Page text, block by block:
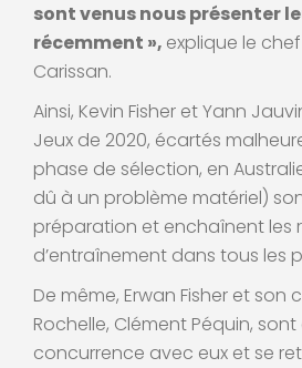
sont venus nous présenter
récemment », explique le
Carissan.
Ainsi, Kevin Fisher et Yann
Jeux de 2020, écartés
phase de sélection, en
dû à un problème matériel)
préparation et enchaînent les
d’entraînement dans tous les
De même, Erwan Fisher et son
Rochelle, Clément Péquin,
concurrence avec eux et se